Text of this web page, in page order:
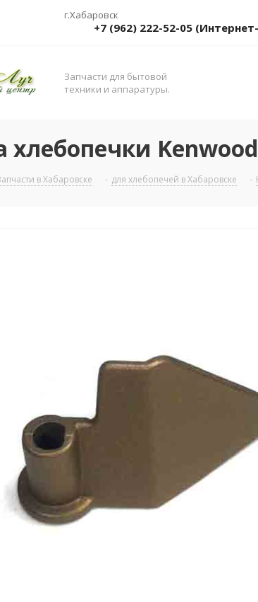
г.Хабаровск
+7 (962) 222-52-05
Запчасти для бытовой
техники и аппаратуры.
хлебопечки
в Хабаровске - для хлебопечей в Хабаровске -